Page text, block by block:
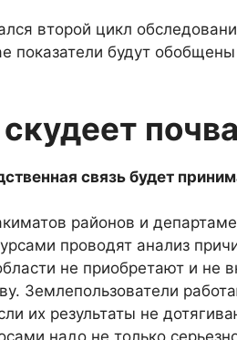
второй цикл
по­казатели будут
связь будет
рай­онов и
проводят анализ
не приобретают и не
Землепользователи
их результаты не
надо не только